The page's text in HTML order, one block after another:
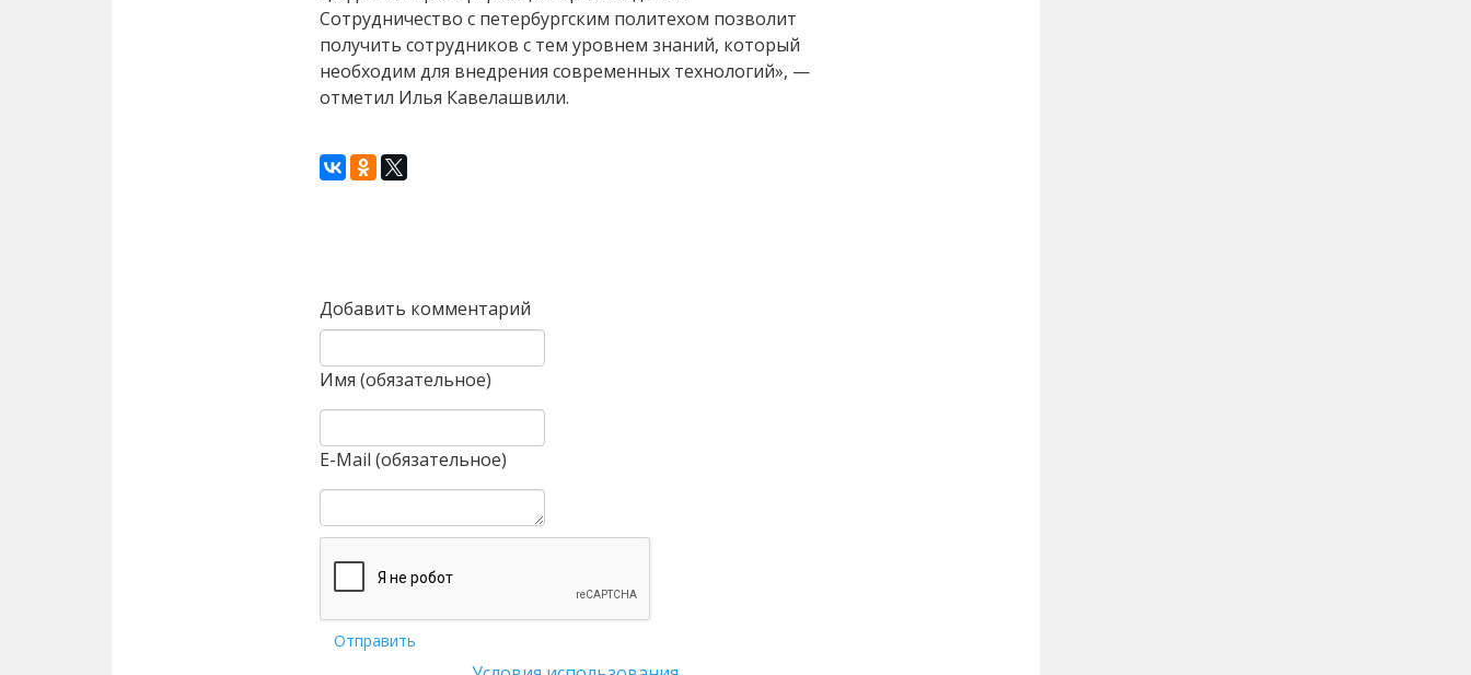
Сотрудничество с петербургским политехом позволит
получить сотрудников с тем уровнем знаний, который
необходим для внедрения современных технологий», —
отметил Илья Кавелашвили.
Добавить комментарий
Имя (обязательное)
E-Mail (обязательное)
Отправить